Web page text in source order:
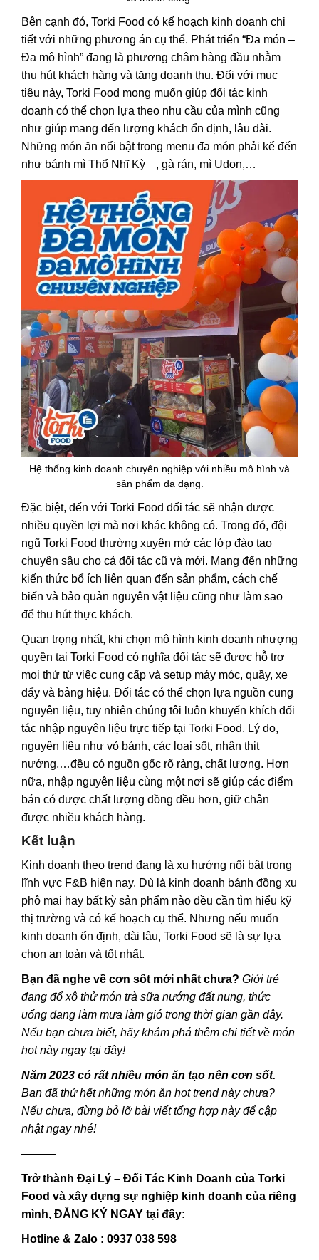
Bên cạnh đó, Torki Food có kế hoạch kinh doanh chi
tiết với những phương án cụ thể. Phát triển “Đa món –
Đa mô hình” đang là phương châm hàng đầu nhằm
thu hút khách hàng và tăng doanh thu. Đối với mục
tiêu này, Torki Food mong muốn giúp đối tác kinh
doanh có thể chọn lựa theo nhu cầu của mình cũng
như giúp mang đến lượng khách ổn định, lâu dài.
Những món ăn nổi bật trong menu đa món phải kể đến
như bánh mì Thổ Nhĩ Kỳ , gà rán, mì Udon,…
Hệ thống kinh doanh chuyên nghiệp với nhiều mô hình và
sản phẩm đa dạng.
Đặc biệt, đến với Torki Food đối tác sẽ nhận được
nhiều quyền lợi mà nơi khác không có. Trong đó, đội
ngũ Torki Food thường xuyên mở các lớp đào tạo
chuyên sâu cho cả đối tác cũ và mới. Mang đến những
kiến thức bổ ích liên quan đến sản phẩm, cách chế
biến và bảo quản nguyên vật liệu cũng như làm sao
để thu hút thực khách.
Quan trọng nhất, khi chọn mô hình kinh doanh nhượng
quyền tại Torki Food có nghĩa đối tác sẽ được hỗ trợ
mọi thứ từ việc cung cấp và setup máy móc, quầy, xe
đẩy và bảng hiệu. Đối tác có thể chọn lựa nguồn cung
nguyên liệu, tuy nhiên chúng tôi luôn khuyến khích đối
tác nhập nguyên liệu trực tiếp tại Torki Food. Lý do,
nguyên liệu như vỏ bánh, các loại sốt, nhân thịt
nướng,…đều có nguồn gốc rõ ràng, chất lượng. Hơn
nữa, nhập nguyên liệu cùng một nơi sẽ giúp các điểm
bán có được chất lượng đồng đều hơn, giữ chân
được nhiều khách hàng.
Kết luận
Kinh doanh theo trend đang là xu hướng nổi bật trong
lĩnh vực F&B hiện nay. Dù là kinh doanh bánh đồng xu
phô mai hay bất kỳ sản phẩm nào đều cần tìm hiểu kỹ
thị trường và có kế hoạch cụ thể. Nhưng nếu muốn
kinh doanh ổn định, dài lâu, Torki Food sẽ là sự lựa
chọn an toàn và tốt nhất.
Bạn đã nghe về cơn sốt mới nhất chưa? Giới trẻ
đang đổ xô thử món trà sữa nướng đất nung, thức
uống đang làm mưa làm gió trong thời gian gần đây.
Nếu bạn chưa biết, hãy khám phá thêm chi tiết về món
hot này ngaytại đây!
Năm 2023 có rất nhiều món ăn tạo nên cơn sốt.
Bạn đã thử hết những món ăn hot trend này chưa?
Nếu chưa, đừng bỏ lỡ bài viết tổng hợp nàyđể cập
nhật ngay nhé!
———
Trở thành Đại Lý – Đối Tác Kinh Doanh của Torki
Food và xây dựng sự nghiệp kinh doanh của riêng
mình, ĐĂNG KÝ NGAY tại đây:
Hotline & Zalo : 0937 038 598